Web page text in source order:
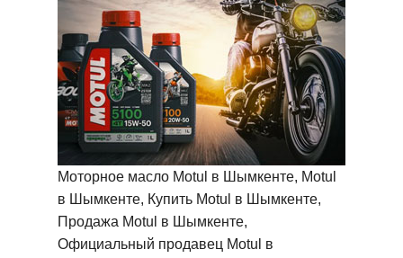
Моторное масло Motul в Шымкенте, Motul
в Шымкенте, Купить Motul в Шымкенте,
Продажа Motul в Шымкенте,
Официальный продавец Motul в